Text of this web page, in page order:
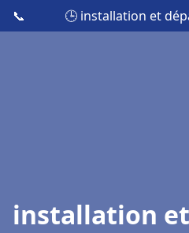
📞 🕒 installation et
installation